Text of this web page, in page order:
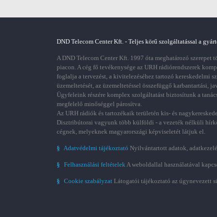
DND Telecom Center Kft. - Teljes körű szolgáltatással a
A DND Telecom Center Kft. 1997 óta meghatározó
piacon. A cég fő tevékenysége az URH rádiórendszerek
foglalja a tervezést, a kivitelezéséhez tartozó kereskedelmi
üzemeltetését, az üzemeltetéssel összefüggő karbantartási,
Ügyfeleink részére komplex szolgáltatást biztosítunk a
megfelelő minőséggel párosítva.
Az URH rádiók és tartozékaik területén kis- és
Disztribútorai vagyunk több külföldi - a vezeték nélküli
cégnek, melyeknek magyarországi képviseletét látjuk el.
§ Adatvédelmi tájékoztató Nyilvántartott adatok,
§ Felhasználási feltételekA weboldallal használatával
§ Cookie szabályzat Látogatói tájékoztató az úgynevezett